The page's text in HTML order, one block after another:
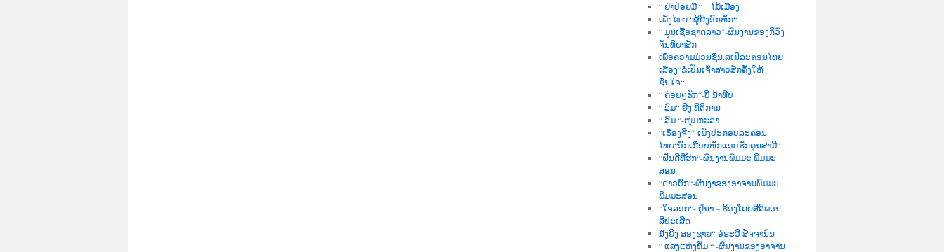
“ ຢ່າປ່ອຍມື “ – ໄມ້ເມືອງ
ເພັງໄທຍ “ຜູ້ຍີງອົກຫັກ“
“ ມູນເຊື້ອຊາດລາວ“-ຜົນງານຂອງກິວົງ
ຈັນທິຍາສັກ
ເພື່ອຄວາມມ່ວນຊື່ນ,ສເນີລະຄອນໄທຍ
ເລື່ອງ“ຂໍເປັນເຈົ້າສາວສັກຄັ້ງໃຫ້
ຊື່ນໃຈ“
“ ຄ່ອຍໆຮັກ“-ບີ ນໍ້າທີບ
“ ລົມ“-ຍີງ ທິຕິການ
“ ລົມ “-ໜຸ່ມກະລາ
“ເຮື່ອງຈີງ“-ເພັງປະກອບລະຄອນ
ໄທຍ“ອົກເກືອບຫັກແອບຮັກຄຸນສາມີ“
“ຝັນດີທີ່ຮັກ“-ຜົນງານພົມມະ ພິມມະ
ສອນ
“ດາວຕົກ“-ຜົນງາຂອງອາຈານພົມມະ
ພິມມະສອນ
“ໃຈລອຍ“- ຢູ່ນາ – ຮ້ອງໂດຍສີລິພອນ
ສີປະເສີດ
ນື່ງຍິງ ສອງຊາຍ“-ອໍຣະວີ ສັຈຈານົນ
“ ແສງແຫ່ງທັມ “ -ຜົນງານຂອງອາຈານ